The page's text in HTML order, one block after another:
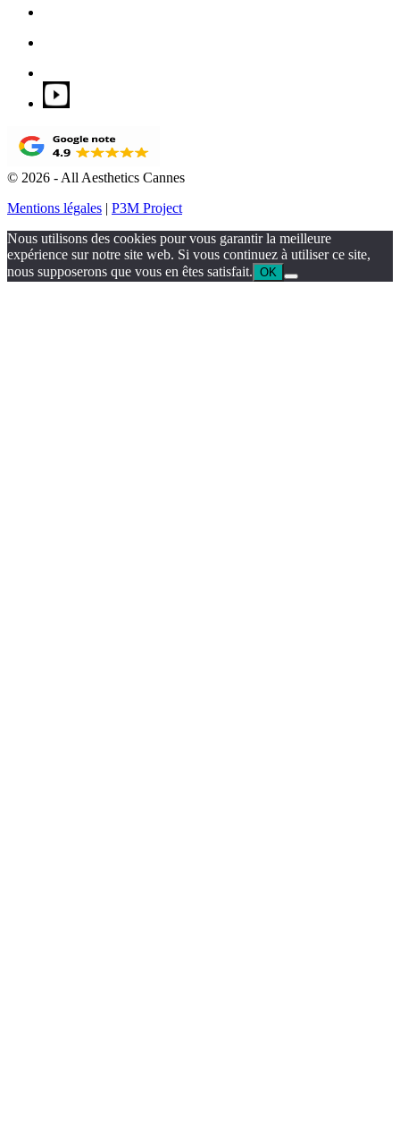
© 2026 - All Aesthetics Cannes
Mentions légales | P3M Project
Nous utilisons des cookies pour vous garantir la meilleure
expérience sur notre site web. Si vous continuez à utiliser ce site,
nous supposerons que vous en êtes satisfait. OK